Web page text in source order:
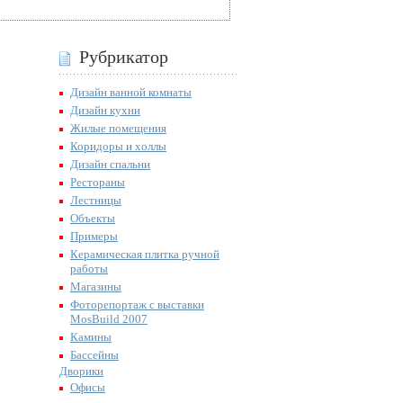
Рубрикатор
Дизайн ванной комнаты
Дизайн кухни
Жилые помещения
Коридоры и холлы
Дизайн спальни
Рестораны
Лестницы
Объекты
Примеры
Керамическая плитка ручной
работы
Магазины
Фоторепортаж с выставки
MosBuild 2007
Камины
Бассейны
Дворики
Офисы